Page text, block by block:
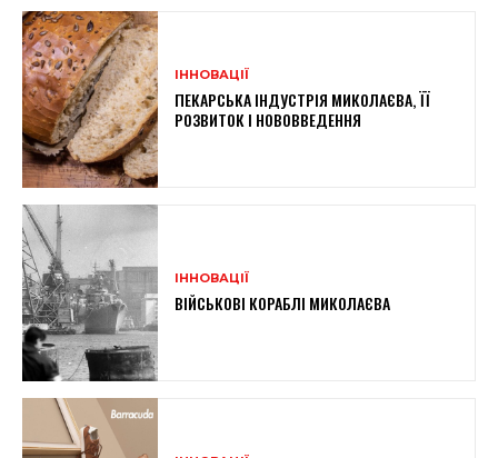
ІННОВАЦІЇ
ПЕКАРСЬКА ІНДУСТРІЯ МИКОЛАЄВА, ЇЇ
РОЗВИТОК І НОВОВВЕДЕННЯ
ІННОВАЦІЇ
ВІЙСЬКОВІ КОРАБЛІ МИКОЛАЄВА